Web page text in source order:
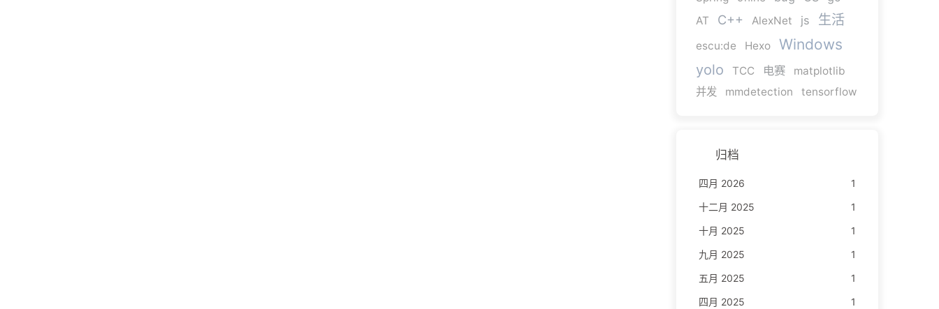
AT C++ AlexNet js 生活
escu:de Hexo Windows
yolo TCC 电赛
matplotlib
并发
mmdetection tensorflow
归档
四月 2026
1
十二月 2025
1
十月 2025
1
九月 2025
1
五月 2025
1
四月 2025
1